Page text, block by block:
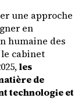
une approche
en
humaine des
cabinet
les
de
technologie et